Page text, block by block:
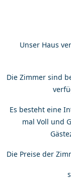
Unser Haus
Die Zimmer sind
Es besteht eine
mal Voll und
Die Preise der